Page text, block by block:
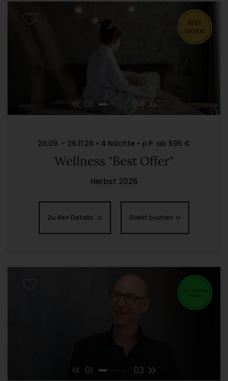
01 04
20.09. - 26.11.26 • 4 Nächte • p.P. ab 595 €
Wellness "Best Offer"
Herbst 2026
Zu den Details Direkt buchen
01 03